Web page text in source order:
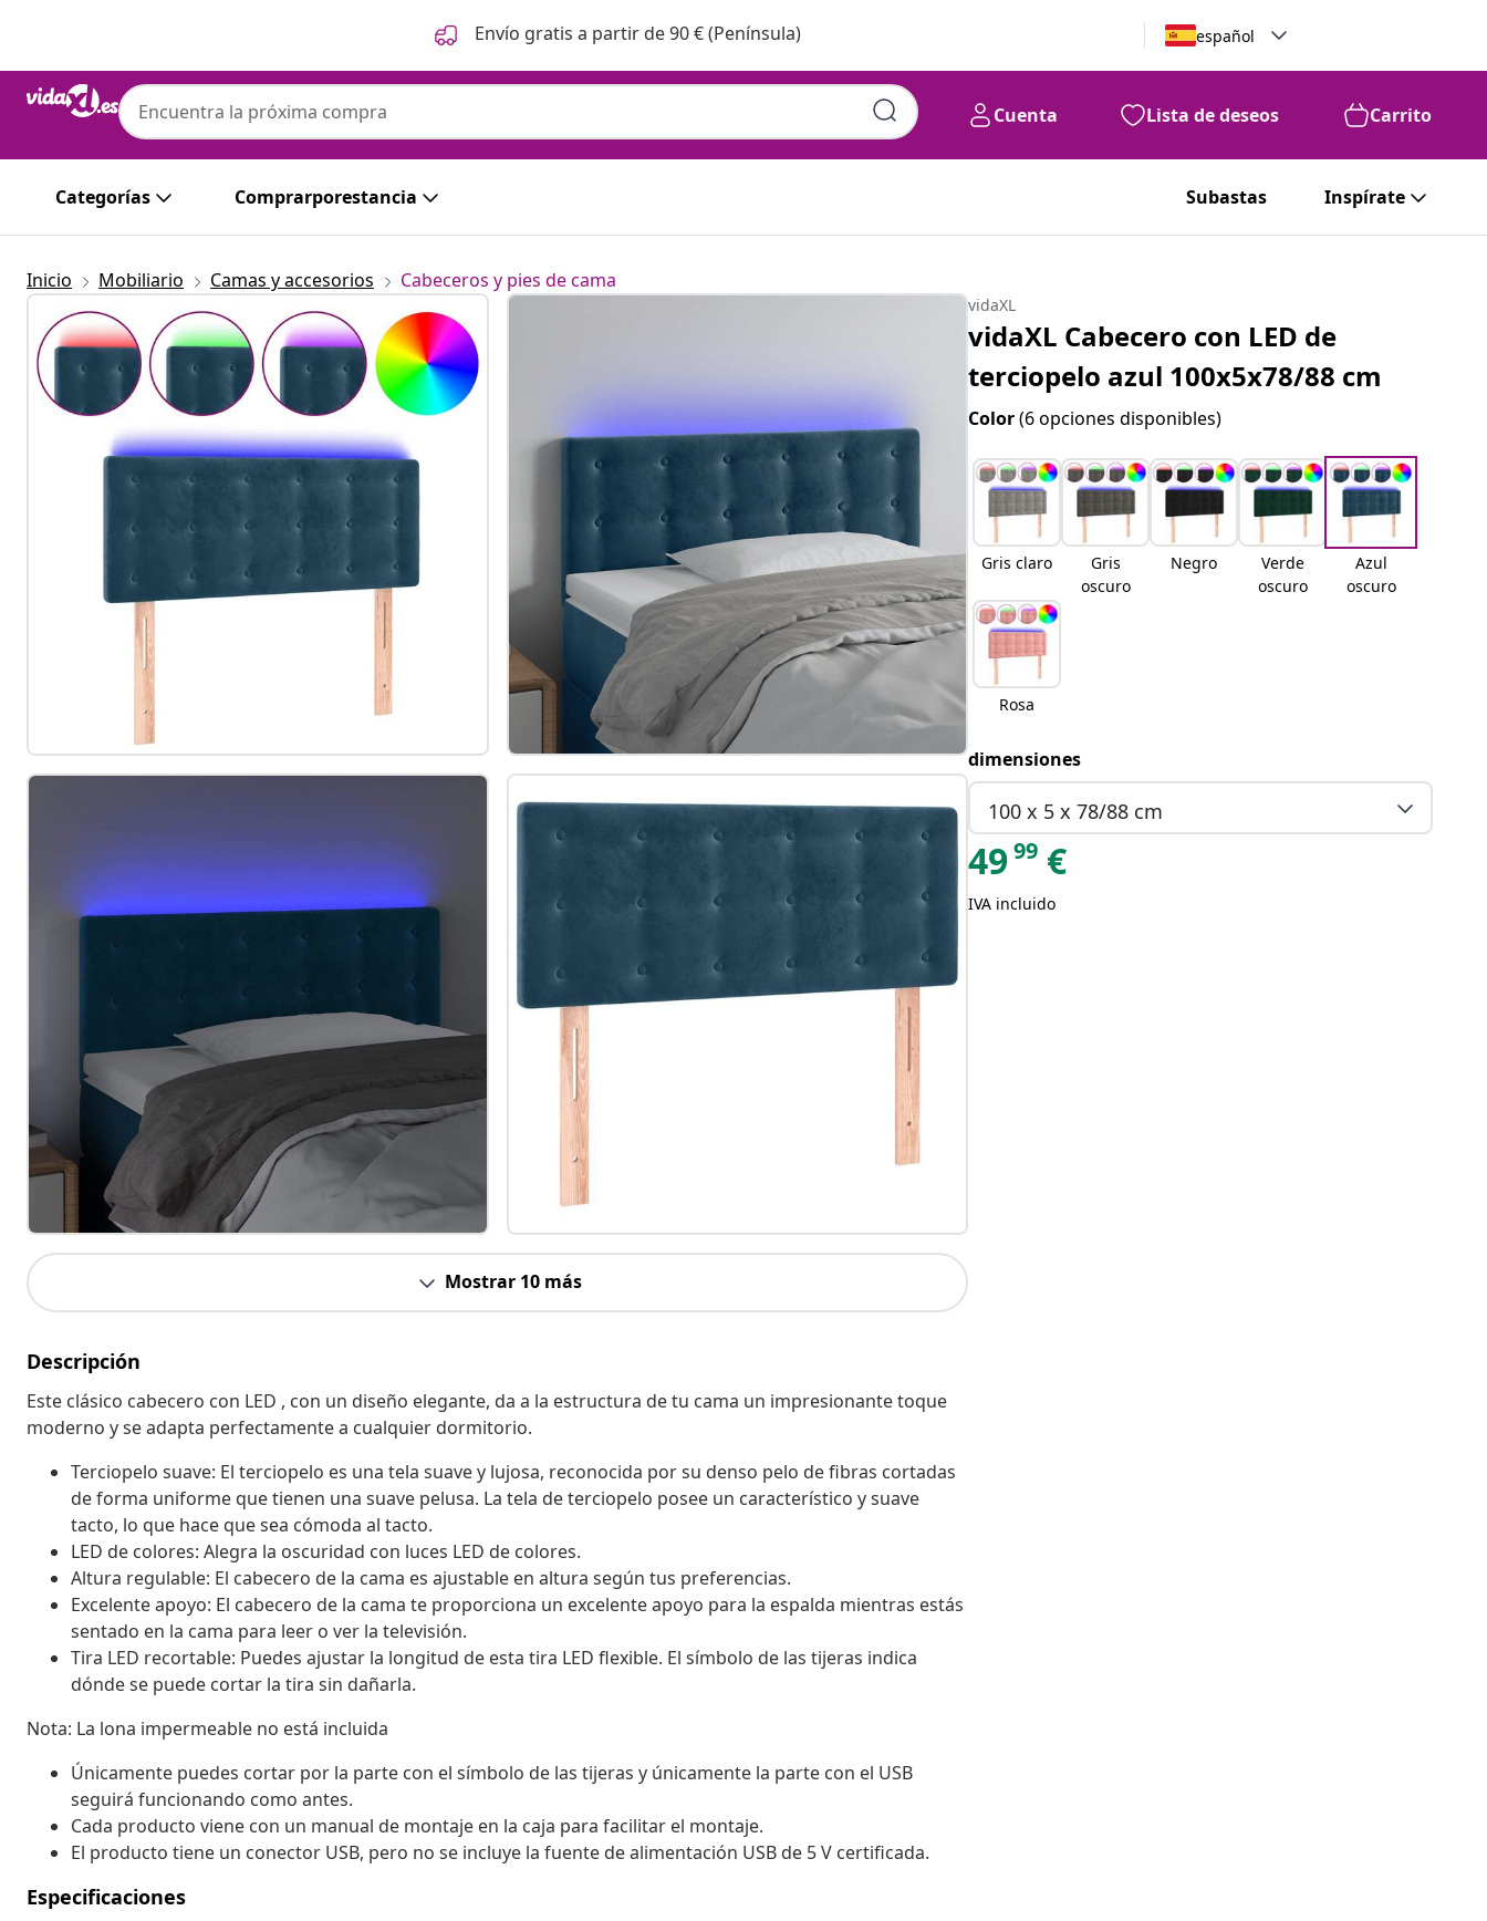
Envío gratis a partir de 90 € (Península) español
Cuenta Lista de deseos Carrito
Categorías Comprarporestancia Subastas Inspírate
Inicio Mobiliario Camas y accesorios Cabeceros y pies de cama
Mostrar 10 más
Descripción
Este clásico cabecero con LED , con un diseño elegante, da a la estructura de tu cama un impresionante toque
moderno y se adapta perfectamente a cualquier dormitorio.
Terciopelo suave: El terciopelo es una tela suave y lujosa, reconocida por su denso pelo de fibras cortadas
de forma uniforme que tienen una suave pelusa. La tela de terciopelo posee un característico y suave
tacto, lo que hace que sea cómoda al tacto.
LED de colores: Alegra la oscuridad con luces LED de colores.
Altura regulable: El cabecero de la cama es ajustable en altura según tus preferencias.
Excelente apoyo: El cabecero de la cama te proporciona un excelente apoyo para la espalda mientras estás
sentado en la cama para leer o ver la televisión.
Tira LED recortable: Puedes ajustar la longitud de esta tira LED flexible. El símbolo de las tijeras indica
dónde se puede cortar la tira sin dañarla.
Nota: La lona impermeable no está incluida
Únicamente puedes cortar por la parte con el símbolo de las tijeras y únicamente la parte con el USB
seguirá funcionando como antes.
Cada producto viene con un manual de montaje en la caja para facilitar el montaje.
El producto tiene un conector USB, pero no se incluye la fuente de alimentación USB de 5 V certificada.
Especificaciones
vidaXL
vidaXL Cabecero con LED de
terciopelo azul 100x5x78/88 cm
Color(6 opciones disponibles)
Gris claro
Gris
oscuro
Negro
Verde
oscuro
Azul
oscuro
Rosa
dimensiones
100 x 5 x 78/88 cm
4999 €
IVA incluido